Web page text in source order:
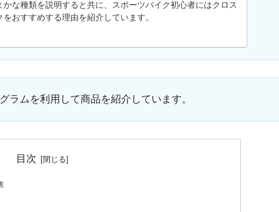
かな種類を説明すると共に、スポーツバイク初心者にはクロス
をおすすめする理由を紹介しています。
ラムを利用して商品を紹介しています。
目次